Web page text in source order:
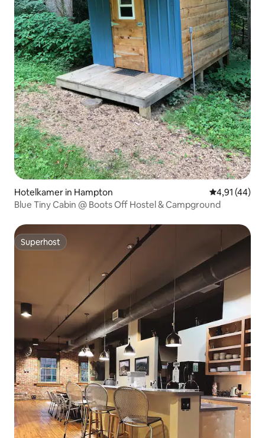
Hotelkamer in Hampton Gemiddelde
4,91 (44)
Blue Tiny Cabin @ Boots Off Hostel & Campground
Superhost
Superhost